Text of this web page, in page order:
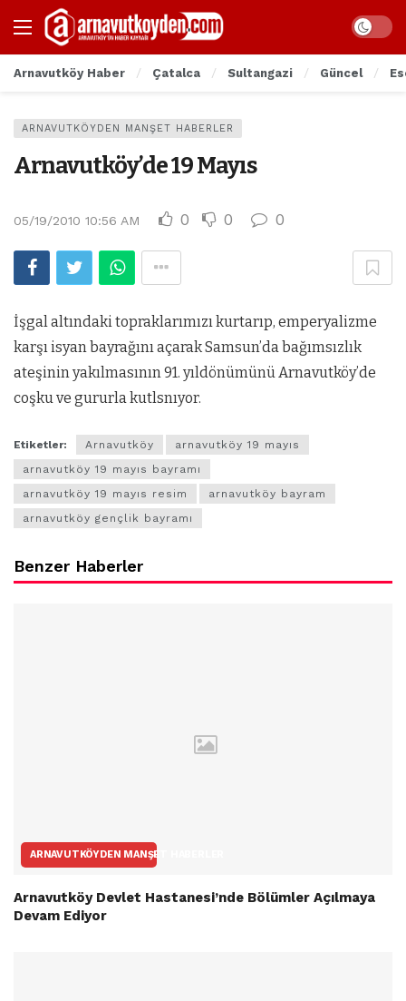
Arnavutköy Haber Çatalca Sultangazi Güncel
ARNAVUTKÖYDEN MANŞET HABERLER
Arnavutköy’de 19 Mayıs
05/19/2010 10:56 AM 0 0 0
İşgal altındaki topraklarımızı kurtarıp, emperyalizme
karşı isyan bayrağını açarak Samsun’da bağımsızlık
ateşinin yakılmasının 91. yıldönümünü Arnavutköy’de
coşku ve gururla kutlsnıyor.
Etiketler: Arnavutköy
arnavutköy 19 mayıs
arnavutköy 19 mayıs bayramı
arnavutköy 19 mayıs resim
arnavutköy bayram
arnavutköy gençlik bayramı
Benzer Haberler
ARNAVUTKÖYDEN MANŞET HABERLER
Arnavutköy Devlet Hastanesi’nde Bölümler Açılmaya
Devam Ediyor